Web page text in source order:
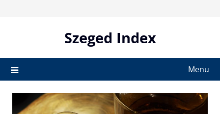
Szeged Index
Menu